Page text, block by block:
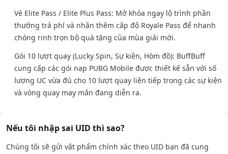
Vé Elite Pass / Elite Plus Pass: Mở khóa ngay lộ trình phần
thưởng trả phí và nhận thêm cấp độ Royale Pass để nhanh
chóng rinh trọn bộ quà tặng của mùa giải mới.
Gói 10 lượt quay (Lucky Spin, Sự kiện, Hòm đồ): BuffBuff
cung cấp các gói nạp PUBG Mobile được thiết kế sẵn với số
lượng UC vừa đủ cho 10 lượt quay liên tiếp trong các sự kiện
và vòng quay may mắn đang diễn ra.
Nếu tôi nhập sai UID thì sao?
Chúng tôi sẽ gửi vật phẩm chính xác theo UID bạn đã cung